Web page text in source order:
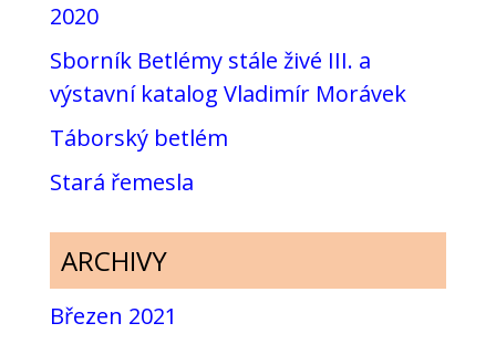
2020
Sborník Betlémy stále živé III. a
výstavní katalog Vladimír Morávek
Táborský betlém
Stará řemesla
ARCHIVY
Březen 2021